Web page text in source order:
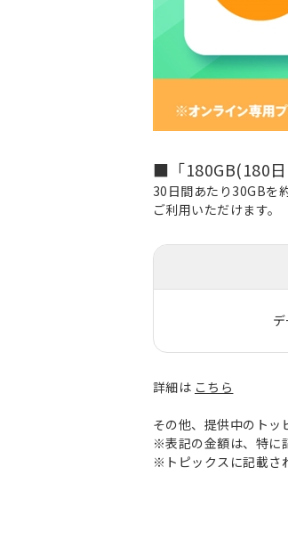
■「180GB(180
30日間あたり30GBを
ご利用いただけます。
詳細は こちら
その他、提供中のトッ
※表記の金額は、特に
※トピックスに記載さ